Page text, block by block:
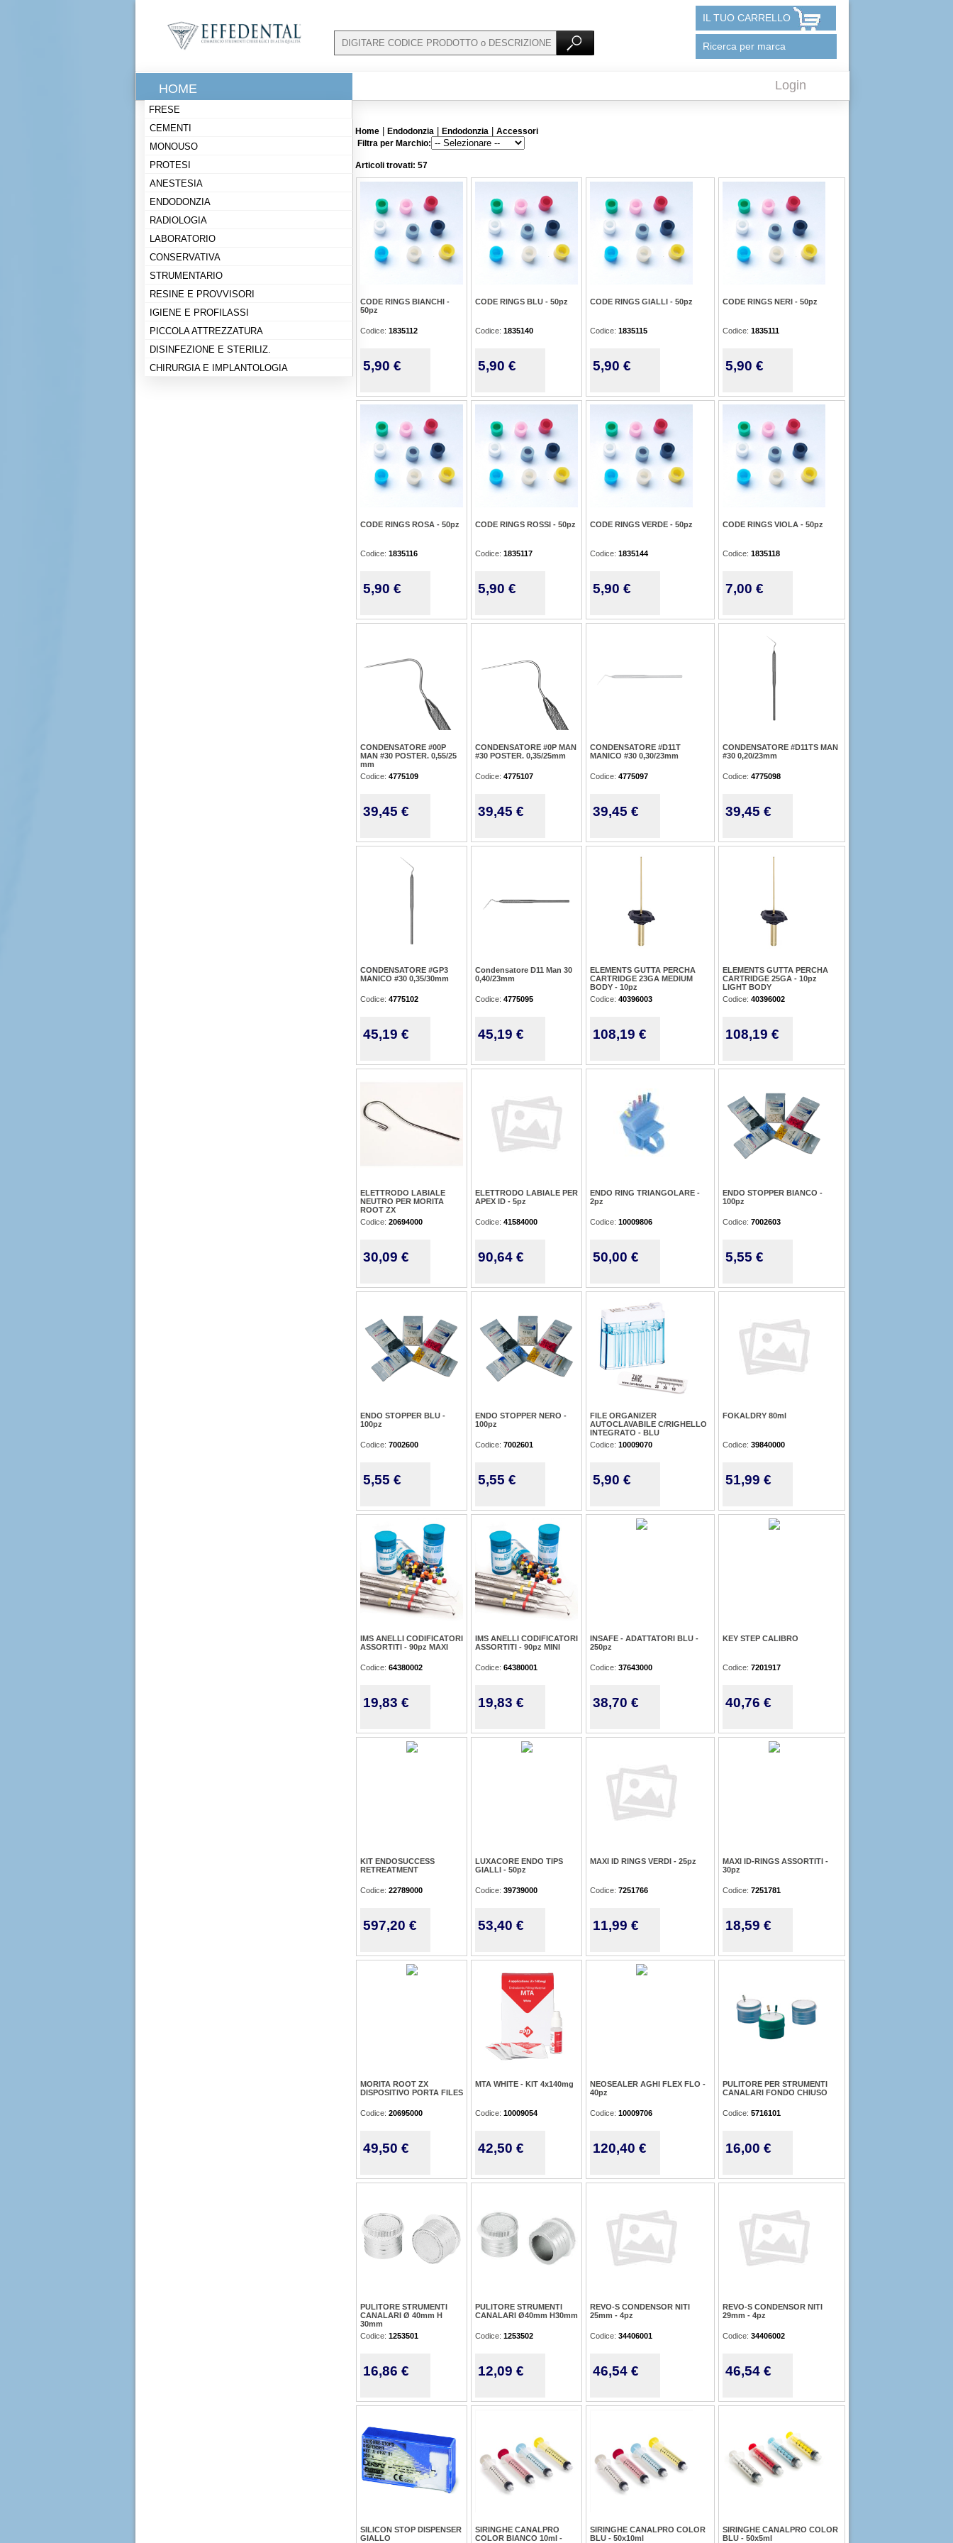
IL TUO CARRELLO
Ricerca per marca
HOME
FRESE
CEMENTI
MONOUSO
PROTESI
ANESTESIA
ENDODONZIA
RADIOLOGIA
LABORATORIO
CONSERVATIVA
STRUMENTARIO
RESINE E PROVVISORI
IGIENE E PROFILASSI
PICCOLA ATTREZZATURA
DISINFEZIONE E STERILIZ.
CHIRURGIA E IMPLANTOLOGIA
Login
Home Endodonzia Endodonzia
Accessori
Filtra per Marchio:
Articoli trovati: 57
CODE RINGS BIANCHI -
50pz
Codice: 1835112
5,90 €
CODE RINGS BLU - 50pz
Codice: 1835140
5,90 €
CODE RINGS GIALLI - 50pz
Codice: 1835115
5,90 €
CODE RINGS NERI - 50pz
Codice: 1835111
5,90 €
CODE RINGS ROSA - 50pz
Codice: 1835116
5,90 €
CODE RINGS ROSSI - 50pz
Codice: 1835117
5,90 €
CODE RINGS VERDE - 50pz
Codice: 1835144
5,90 €
CODE RINGS VIOLA - 50pz
Codice: 1835118
7,00 €
CONDENSATORE #00P
MAN #30 POSTER. 0,55/25
mm
Codice: 4775109
39,45 €
CONDENSATORE #0P MAN
#30 POSTER. 0,35/25mm
Codice: 4775107
39,45 €
CONDENSATORE #D11T
MANICO #30 0,30/23mm
Codice: 4775097
39,45 €
CONDENSATORE #D11TS MAN
#30 0,20/23mm
Codice: 4775098
39,45 €
CONDENSATORE #GP3
MANICO #30 0,35/30mm
Codice: 4775102
45,19 €
Condensatore D11 Man 30
0,40/23mm
Codice: 4775095
45,19 €
ELEMENTS GUTTA PERCHA
CARTRIDGE 23GA MEDIUM
BODY - 10pz
Codice: 40396003
108,19 €
ELEMENTS GUTTA PERCHA
CARTRIDGE 25GA - 10pz
LIGHT BODY
Codice: 40396002
108,19 €
ELETTRODO LABIALE
NEUTRO PER MORITA
ROOT ZX
Codice: 20694000
30,09 €
ELETTRODO LABIALE PER
APEX ID - 5pz
Codice: 41584000
90,64 €
ENDO RING TRIANGOLARE -
2pz
Codice: 10009806
50,00 €
ENDO STOPPER BIANCO -
100pz
Codice: 7002603
5,55 €
ENDO STOPPER BLU -
100pz
Codice: 7002600
5,55 €
ENDO STOPPER NERO -
100pz
Codice: 7002601
5,55 €
FILE ORGANIZER
AUTOCLAVABILE C/RIGHELLO
INTEGRATO - BLU
Codice: 10009070
5,90 €
FOKALDRY 80ml
Codice: 39840000
51,99 €
IMS ANELLI CODIFICATORI
ASSORTITI - 90pz MAXI
Codice: 64380002
19,83 €
IMS ANELLI CODIFICATORI
ASSORTITI - 90pz MINI
Codice: 64380001
19,83 €
INSAFE - ADATTATORI BLU -
250pz
Codice: 37643000
38,70 €
KEY STEP CALIBRO
Codice: 7201917
40,76 €
KIT ENDOSUCCESS
RETREATMENT
Codice: 22789000
597,20 €
LUXACORE ENDO TIPS
GIALLI - 50pz
Codice: 39739000
53,40 €
MAXI ID RINGS VERDI - 25pz
Codice: 7251766
11,99 €
MAXI ID-RINGS ASSORTITI -
30pz
Codice: 7251781
18,59 €
MORITA ROOT ZX
DISPOSITIVO PORTA FILES
Codice: 20695000
49,50 €
MTA WHITE - KIT 4x140mg
Codice: 10009054
42,50 €
NEOSEALER AGHI FLEX FLO -
40pz
Codice: 10009706
120,40 €
PULITORE PER STRUMENTI
CANALARI FONDO CHIUSO
Codice: 5716101
16,00 €
PULITORE STRUMENTI
CANALARI Ø 40mm H
30mm
Codice: 1253501
16,86 €
PULITORE STRUMENTI
CANALARI Ø40mm H30mm
Codice: 1253502
12,09 €
REVO-S CONDENSOR NITI
25mm - 4pz
Codice: 34406001
46,54 €
REVO-S CONDENSOR NITI
29mm - 4pz
Codice: 34406002
46,54 €
SILICON STOP DISPENSER
GIALLO
SIRINGHE CANALPRO
COLOR BIANCO 10ml -
SIRINGHE CANALPRO COLOR
BLU - 50x10ml
SIRINGHE CANALPRO COLOR
BLU - 50x5ml